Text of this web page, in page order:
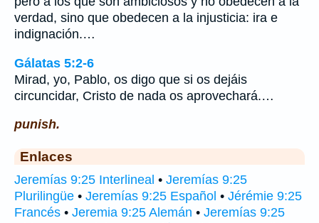
verdad, sino que obedecen a la injusticia: ira e
indignación.…
Gálatas 5:2-6
Mirad, yo, Pablo, os digo que si os dejáis
circuncidar, Cristo de nada os aprovechará.…
punish.
Enlaces
Jeremías 9:25 Interlineal • Jeremías 9:25
Plurilingüe • Jeremías 9:25 Español • Jérémie 9:25
Francés • Jeremia 9:25 Alemán • Jeremías 9:25